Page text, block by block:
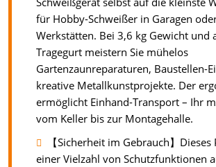
für Hobby-Schweißer in Garagen
Werkstätten. Bei 3,6 kg Gewicht und
Tragegurt meistern Sie mühelos
Gartenzaunreparaturen, Baustellen-
kreative Metallkunstprojekte. Der
ermöglicht Einhand-Transport – Ihr
vom Keller bis zur Montagehalle.
【Sicherheit im Gebrauch】
einer Vielzahl von Schutzfunktionen